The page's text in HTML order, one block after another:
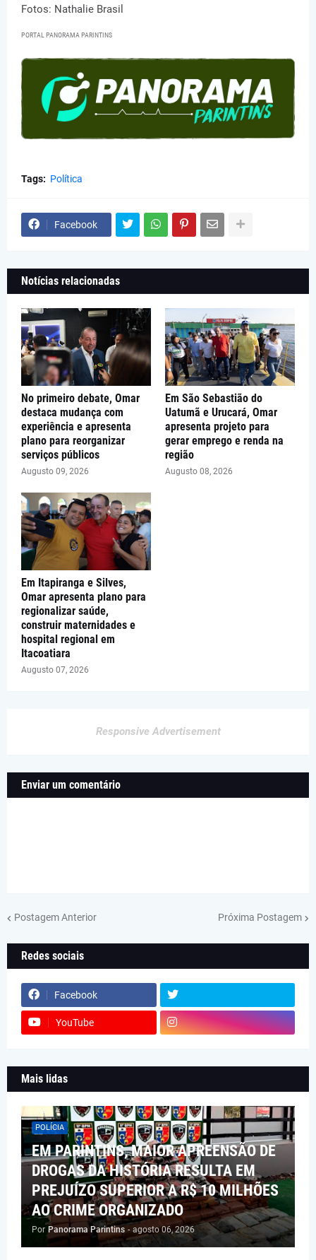
Fotos: Nathalie Brasil
PORTAL PANORAMA PARINTINS
Tags: Política
Facebook
Notícias relacionadas
No primeiro debate, Omar
destaca mudança com
experiência e apresenta
plano para reorganizar
serviços públicos
Augusto 09, 2026
Em São Sebastião do
Uatumã e Urucará, Omar
apresenta projeto para
gerar emprego e renda na
região
Augusto 08, 2026
Em Itapiranga e Silves,
Omar apresenta plano para
regionalizar saúde,
construir maternidades e
hospital regional em
Itacoatiara
Augusto 07, 2026
Responsive Advertisement
Enviar um comentário
Postagem Anterior Próxima Postagem
Redes sociais
Facebook
YouTube
Mais lidas
POLÍCIA
EM PARINTINS, MAIOR APREENSÃO DE
DROGAS DA HISTÓRIA RESULTA EM
PREJUÍZO SUPERIOR A R$ 10 MILHÕES
AO CRIME ORGANIZADO
Por Panorama Parintins - agosto 06, 2026